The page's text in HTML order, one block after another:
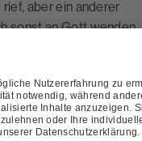
aber ein anderer
sonst an Gott wenden,
das andere ist das
öffnete sie die Türe.
sollen. Er war wieder